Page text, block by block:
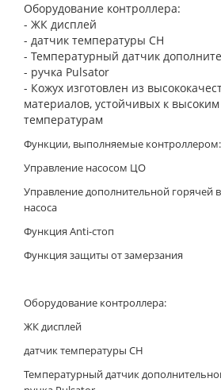
Оборудование контроллера:
- ЖК дисплей
- датчик температуры CH
- Температурный датчик
- ручка Pulsator
- Кожух изготовлен из
материалов, устойчивых к
температурам
Функции, выполняемые контроллером:
Управление насосом ЦО
Управление дополнительной горячей
насоса
Функция Anti-стоп
Функция защиты от замерзания
Оборудование контроллера:
ЖК дисплей
датчик температуры CH
Температурный датчик